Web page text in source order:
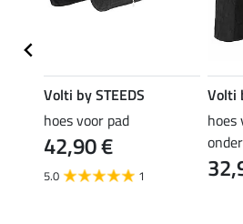
Volti by STEEDS
hoes voor pad
42,90 €
5.0 1
Volti
hoes